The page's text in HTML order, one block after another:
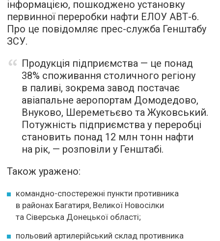
інформацією, пошкоджено установку
первинної переробки нафти ЕЛОУ АВТ-6.
Про це повідомляє прес-служба Генштабу
ЗСУ.
Продукція підприємства — це понад
38% споживання столичного регіону
в паливі, зокрема завод постачає
авіапальне аеропортам Домодедово,
Внуково, Шереметьєво та Жуковський.
Потужність підприємства у переробці
становить понад 12 млн тонн нафти
на рік, — розповіли у Генштабі.
Також уражено:
командно-спостережні пункти противника
в районах Багатиря, Великої Новосілки
та Сіверська Донецької області;
польовий артилерійський склад противника